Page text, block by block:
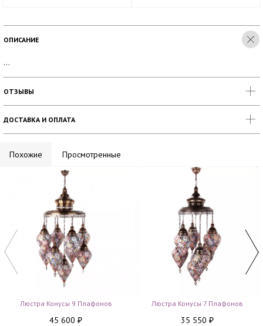
ОПИСАНИЕ
...
ОТЗЫВЫ
ДОСТАВКА И ОПЛАТА
Похожие Просмотренные
Люстра Конусы 9 Плафонов
45 600 ₽
Люстра Конусы 7 Плафонов
35 550 ₽